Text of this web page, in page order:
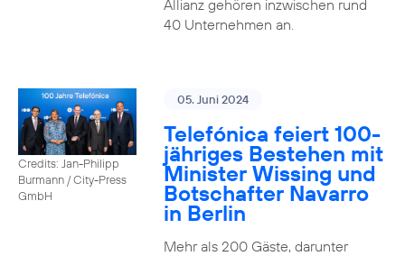
Allianz gehören inzwischen rund
40 Unternehmen an.
Credits: Jan-Philipp
Burmann / City-Press
GmbH
05. Juni 2024
Telefónica feiert 100-
jähriges Bestehen mit
Minister Wissing und
Botschafter Navarro
in Berlin
Mehr als 200 Gäste, darunter